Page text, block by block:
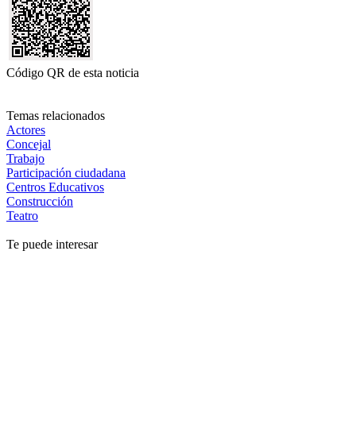
Código QR de esta noticia
Temas relacionados
Actores
Concejal
Trabajo
Participación ciudadana
Centros Educativos
Construcción
Teatro
Te puede interesar